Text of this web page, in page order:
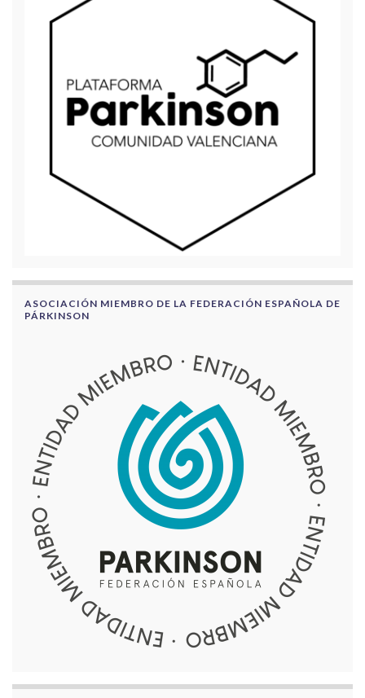
ASOCIACIÓN MIEMBRO DE LA FEDERACIÓN ESPAÑOLA DE
PÁRKINSON